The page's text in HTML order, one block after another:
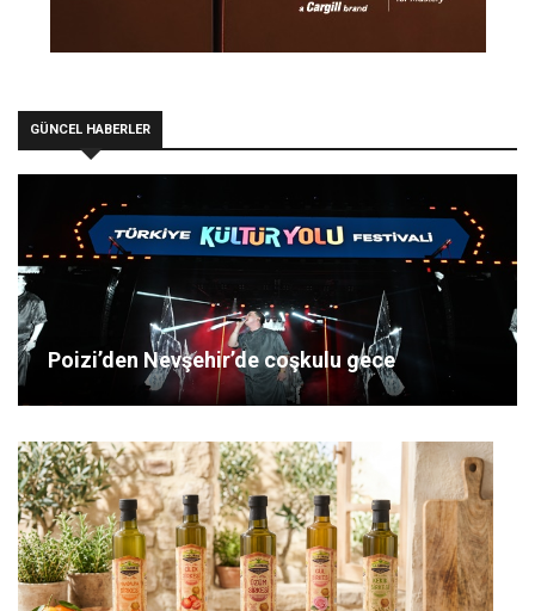
GÜNCEL HABERLER
Poizi’den Nevşehir’de coşkulu gece